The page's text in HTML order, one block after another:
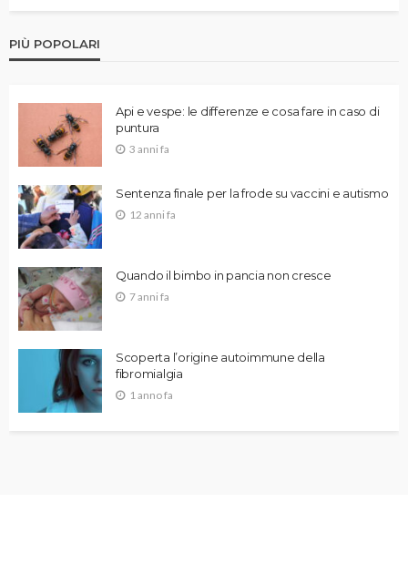
PIÙ POPOLARI
Api e vespe: le differenze e cosa fare in caso di
puntura
3 anni fa
Sentenza finale per la frode su vaccini e autismo
12 anni fa
Quando il bimbo in pancia non cresce
7 anni fa
Scoperta l’origine autoimmune della
fibromialgia
1 anno fa